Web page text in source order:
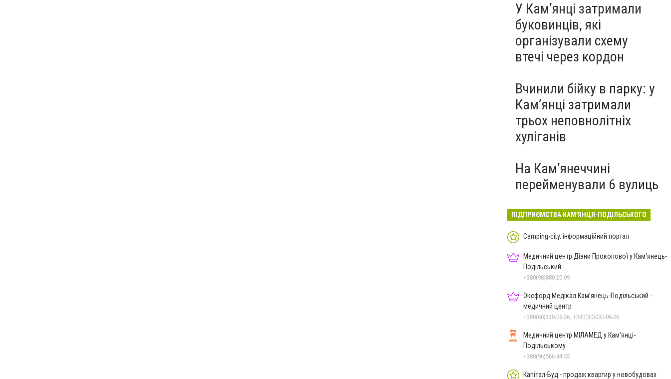
У Кам’янці затримали
буковинців, які
організували схему
втечі через кордон
Вчинили бійку в парку: у
Кам’янці затримали
трьох неповнолітніх
хуліганів
На Камʼянеччині
перейменували 6 вулиць
ПІДПРИЄМСТВА КАМ'ЯНЦЯ-ПОДІЛЬСЬКОГО
Camping-city, інформаційний портал
Медичний центр Діани Прокопової у Кам'янець-
Подільський
+380(98)880-20-09
Оксфорд Медікал Кам’янець-Подільський -
медичний центр
+380(68)330-06-36, +380(80)030-06-36
Медичний центр МІЛАМЕД у Кам'янці-
Подільському
+380(96)566-44-55
Капітал-Буд - продаж квартир у новобудовах